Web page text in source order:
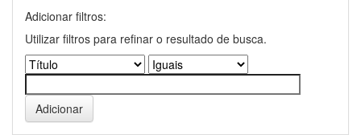
Adicionar filtros:
Utilizar filtros para refinar o resultado de busca.